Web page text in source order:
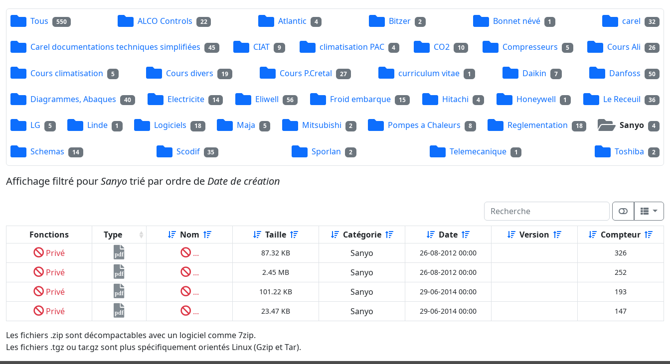
Tous 550 ALCO Controls 22 Atlantic 4 Bitzer 2 Bonnet névé 1 carel 32
Carel documentations techniques simplifiées 45 CIAT 9 climatisation PAC 4 CO2 10 Compresseurs 5 Cours Ali 26
Cours climatisation 5 Cours divers 19 Cours P.Cretal 27 curriculum vitae 1 Daikin 7 Danfoss 50
Diagrammes, Abaques 40 Electricite 14 Eliwell 56 Froid embarque 15 Hitachi 4 Honeywell 1 Le Receuil 36
LG 5 Linde 1 Logiciels 18 Maja 5 Mitsubishi 2 Pompes a Chaleurs 8 Reglementation 18 Sanyo 4
Schemas 14 Scodif 35 Sporlan 2 Telemecanique 1 Toshiba 2
Affichage filtré pourSanyotrié par ordre de Date de création
Fonctions Type Nom Taille Catégorie Date Version
Compteur
Privé
pdf ... 87.32 KB Sanyo 26-08-2012 00:00 326
Privé pdf ... 2.45 MB Sanyo 26-08-2012 00:00 252
Privé pdf ... 101.22 KB Sanyo 29-06-2014 00:00 193
Privé pdf ... 23.47 KB Sanyo 29-06-2014 00:00 147
Les fichiers .zip sont décompactables avec un logiciel comme 7zip.
Les fichiers .tgz ou tar.gz sont plus spécifiquement orientés Linux (Gzip et Tar).